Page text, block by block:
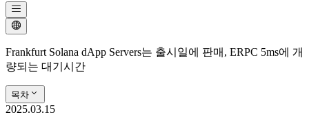
Frankfurt Solana dApp Servers는 출시일에 판매, ERPC 5ms에 개
량되는 대기시간
목차
2025.03.15